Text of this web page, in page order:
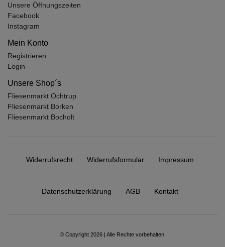
Unsere Öffnungszeiten
Facebook
Instagram
Mein Konto
Registrieren
Login
Unsere Shop´s
Fliesenmarkt Ochtrup
Fliesenmarkt Borken
Fliesenmarkt Bocholt
Widerrufs­recht Widerrufs­formular Impressum
Daten­schutz­erklärung AGB Kontakt
© Copyright 2026 | Alle Rechte vorbehalten.